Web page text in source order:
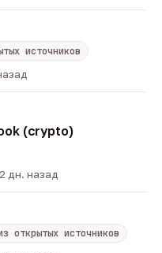
источников
(crypto)
дн. назад
открытых источников